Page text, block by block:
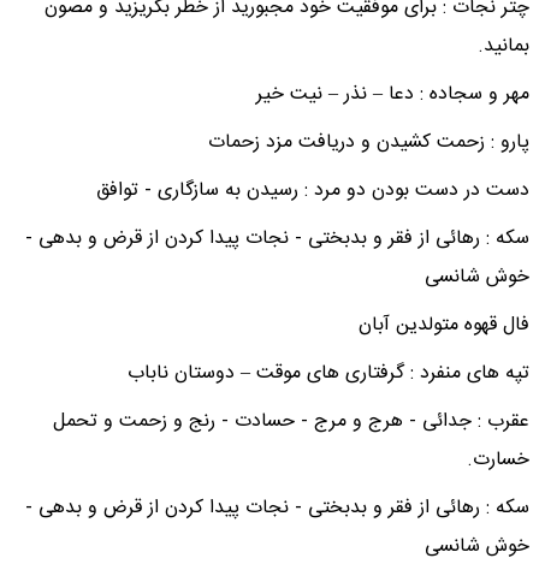
چتر نجات : برای موفقیت خود مجبورید از خطر بگریزید و مصون
بمانید.
مهر و سجاده : دعا – نذر – نیت خیر
پارو : زحمت کشیدن و دریافت مزد زحمات
دست در دست بودن دو مرد : رسیدن به سازگاری - توافق
سکه : رهائی از فقر و بدبختی - نجات پیدا کردن از قرض و بدهی -
خوش شانسی​
فال قهوه متولدین آبان
تپه های منفرد : گرفتاری های موقت – دوستان ناباب
عقرب : جدائی - هرج و مرج - حسادت - رنج و زحمت و تحمل
خسارت.
سکه : رهائی از فقر و بدبختی - نجات پیدا کردن از قرض و بدهی -
خوش شانسی​